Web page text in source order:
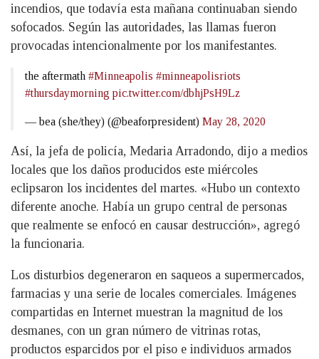
incendios, que todavía esta mañana continuaban siendo
sofocados. Según las autoridades, las llamas fueron
provocadas intencionalmente por los manifestantes.
the aftermath #Minneapolis #minneapolisriots
#thursdaymorning pic.twitter.com/dbhjPsH9Lz
— bea (she/they) (@beaforpresident) May 28, 2020
Así, la jefa de policía, Medaria Arradondo, dijo a medios
locales que los daños producidos este miércoles
eclipsaron los incidentes del martes. «Hubo un contexto
diferente anoche. Había un grupo central de personas
que realmente se enfocó en causar destrucción», agregó
la funcionaria.
Los disturbios degeneraron en saqueos a supermercados,
farmacias y una serie de locales comerciales. Imágenes
compartidas en Internet muestran la magnitud de los
desmanes, con un gran número de vitrinas rotas,
productos esparcidos por el piso e individuos armados